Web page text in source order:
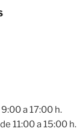
a 17:00 h.
11:00 a 15:00 h.